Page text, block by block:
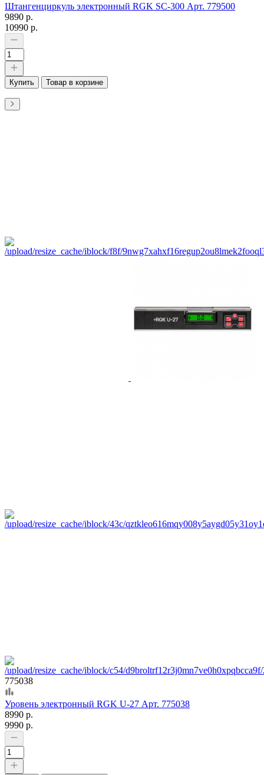
Штангенциркуль электронный RGK SC-300 Арт. 779500
9890 р.
10990 р.
Купить Товар в корзине
775038
Уровень электронный RGK U-27 Арт. 775038
8990 р.
9990 р.